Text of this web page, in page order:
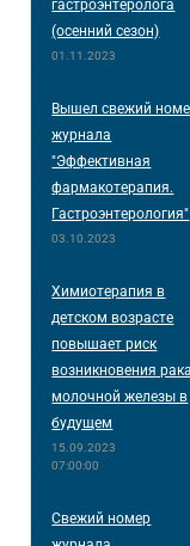
гастроэнтеролога
(осенний сезон)
01.11.2023
Вышел свежий
журнала
"Эффективная
фармакотерапия.
Гастроэнтерология"
03.10.2023
Химиотерапия в
детском возрасте
повышает риск
возникновения рака
молочной железы в
будущем
15.09.2023
07:00:00
Свежий номер